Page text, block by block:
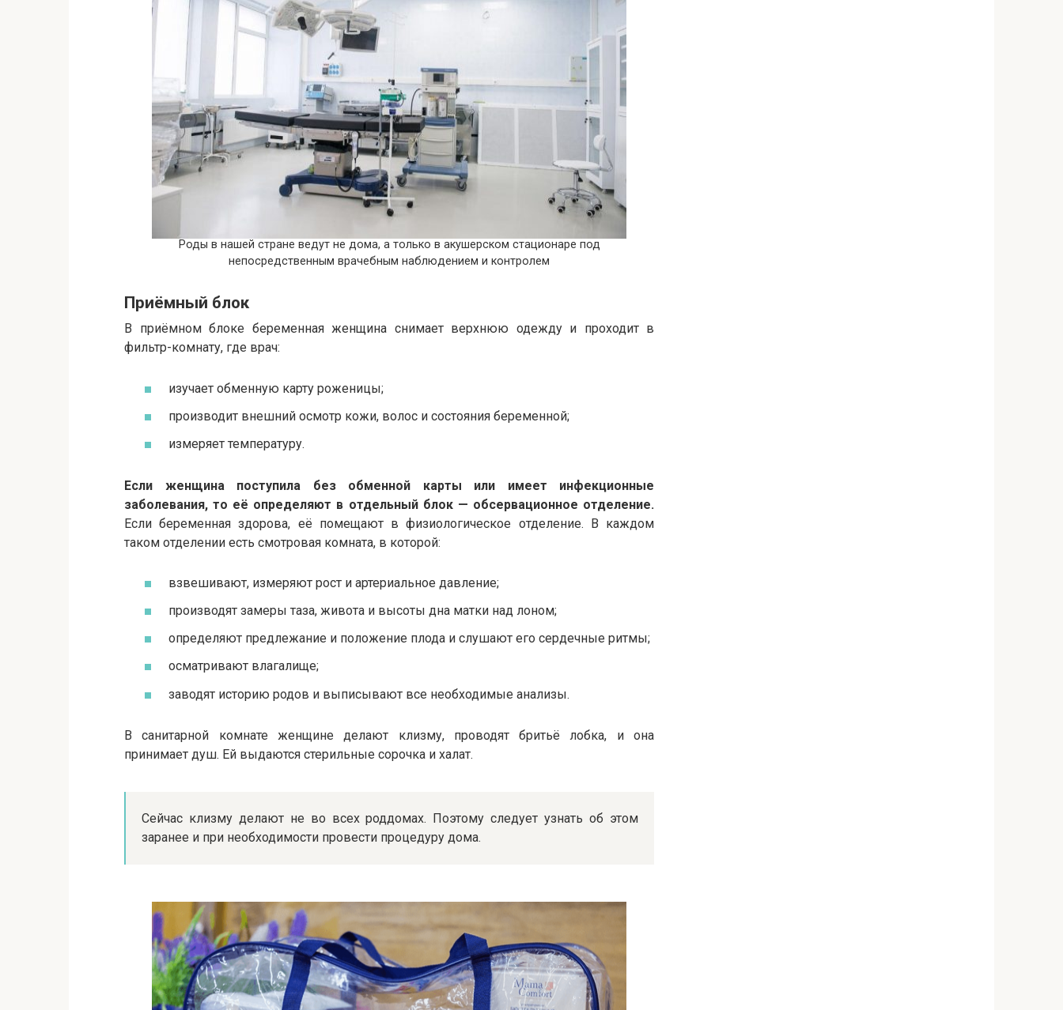
Роды в нашей стране ведут не дома, а только в акушерском стационаре под
непосредственным врачебным наблюдением и контролем
Приёмный блок
В приёмном блоке беременная женщина снимает верхнюю одежду и проходит в
фильтр-комнату, где врач:
изучает обменную карту роженицы;
производит внешний осмотр кожи, волос и состояния беременной;
измеряет температуру.
Если женщина поступила без обменной карты или имеет инфекционные
заболевания, то её определяют в отдельный блок — обсервационное отделение.
Если беременная здорова, её помещают в физиологическое отделение. В каждом
таком отделении есть смотровая комната, в которой:
взвешивают, измеряют рост и артериальное давление;
производят замеры таза, живота и высоты дна матки над лоном;
определяют предлежание и положение плода и слушают его сердечные ритмы;
осматривают влагалище;
заводят историю родов и выписывают все необходимые анализы.
В санитарной комнате женщине делают клизму, проводят бритьё лобка, и она
принимает душ. Ей выдаются стерильные сорочка и халат.
Сейчас клизму делают не во всех роддомах. Поэтому следует узнать об этом
заранее и при необходимости провести процедуру дома.